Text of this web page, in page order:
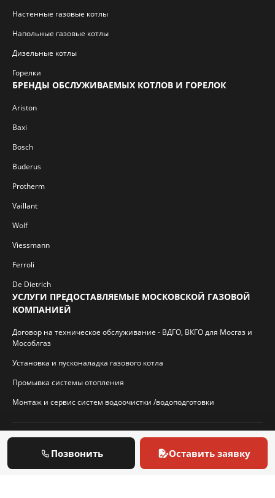
Настенные газовые котлы
Напольные газовые котлы
Дизельные котлы
Горелки
БРЕНДЫ ОБСЛУЖИВАЕМЫХ КОТЛОВ И ГОРЕЛОК
Ariston
Baxi
Bosch
Buderus
Protherm
Vaillant
Wolf
Viessmann
Ferroli
De Dietrich
УСЛУГИ ПРЕДОСТАВЛЯЕМЫЕ МОСКОВСКОЙ ГАЗОВОЙ
КОМПАНИЕЙ
Договор на техническое обслуживание - ВДГО, ВКГО для Мосгаз и
Мособлгаз
Установка и пусконаладка газового котла
Промывка системы отопления
Монтаж и сервис систем водоочистки /водоподготовки
© 2026 И.П. Кротиков С.А. Virtbridge.ru
Позвонить Оставить заявку